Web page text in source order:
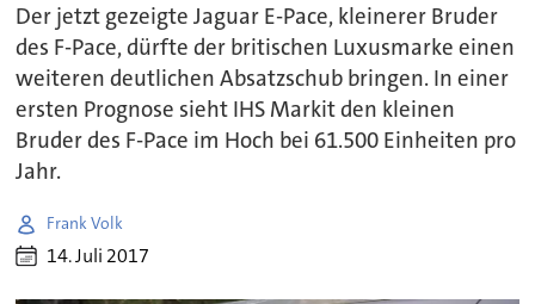
Der jetzt gezeigte Jaguar E-Pace, kleinerer Bruder
des F-Pace, dürfte der britischen Luxusmarke einen
weiteren deutlichen Absatzschub bringen. In einer
ersten Prognose sieht IHS Markit den kleinen
Bruder des F-Pace im Hoch bei 61.500 Einheiten pro
Jahr.
Frank Volk
14. Juli 2017